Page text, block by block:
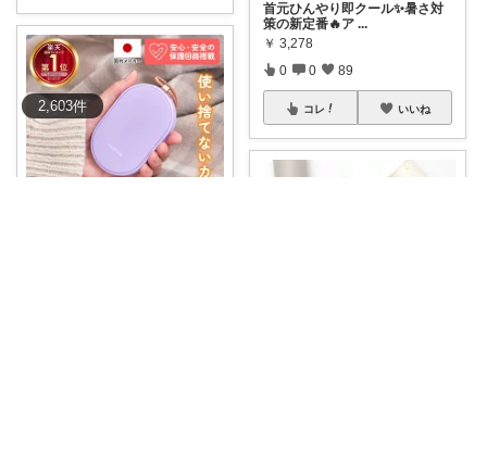
2,603件
首元ひんやり即クール✨暑さ対
策の新定番🔥ア ...
￥ 3,278
0 0 89
コレ いいね